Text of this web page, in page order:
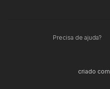
Precisa de ajuda?
criado com